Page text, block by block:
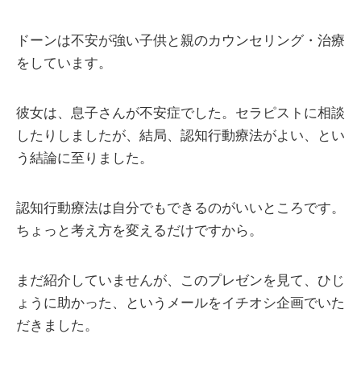
ドーンは不安が強い子供と親のカウンセリング・治療
をしています。
彼女は、息子さんが不安症でした。セラピストに相談
したりしましたが、結局、認知行動療法がよい、とい
う結論に至りました。
認知行動療法は自分でもできるのがいいところです。
ちょっと考え方を変えるだけですから。
まだ紹介していませんが、このプレゼンを見て、ひじ
ょうに助かった、というメールをイチオシ企画でいた
だきました。